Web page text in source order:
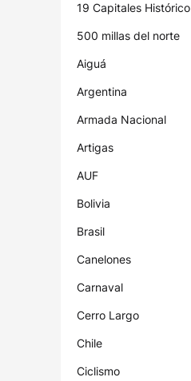
19 Capitales Histórico
500 millas del norte
Aiguá
Argentina
Armada Nacional
Artigas
AUF
Bolivia
Brasil
Canelones
Carnaval
Cerro Largo
Chile
Ciclismo